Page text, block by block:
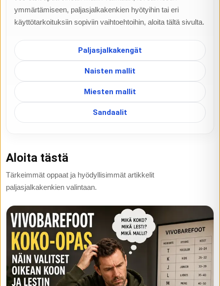
ymmärtämiseen, paljasjalkakenkien hyötyihin tai eri
käyttötarkoituksiin sopiviin vaihtoehtoihin, aloita tältä sivulta.
Paljasjalkakengät
Naisten mallit
Miesten mallit
Sandaalit
Aloita tästä
Tärkeimmät oppaat ja hyödyllisimmät artikkelit
paljasjalkakenkien valintaan.